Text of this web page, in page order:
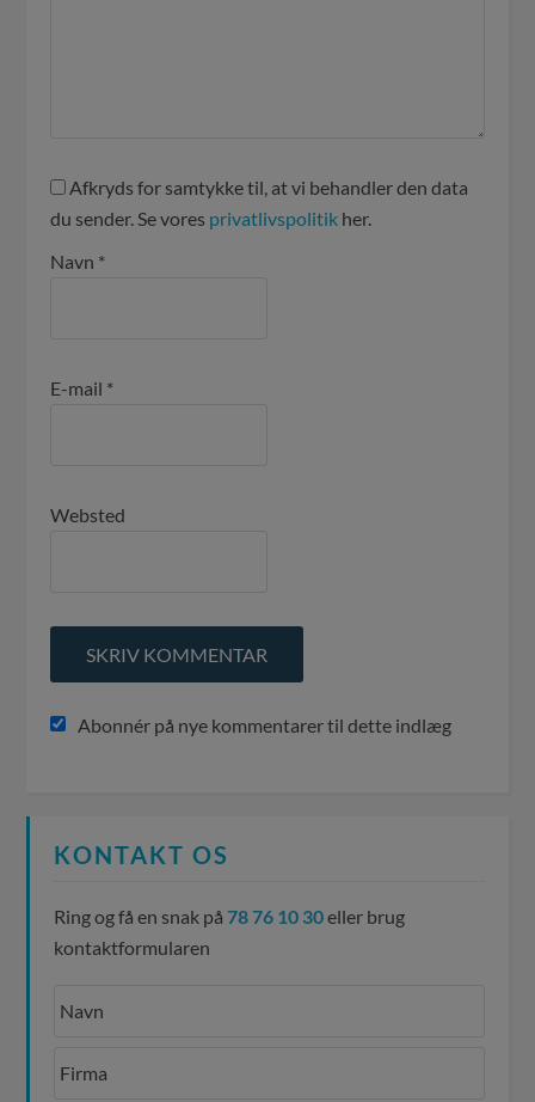
Afkryds for samtykke til, at vi behandler den data
du sender. Se vores privatlivspolitik her.
Navn *
E-mail *
Websted
Abonnér på nye kommentarer til dette indlæg
KONTAKT OS
Ring og få en snak på78 76 10 30eller brug
kontaktformularen